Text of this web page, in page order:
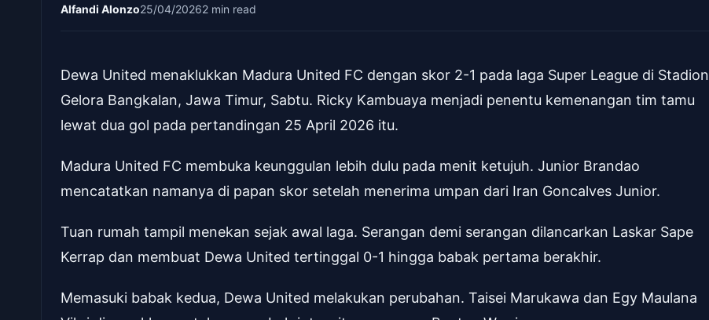
Alfandi Alonzo25/04/20262 min read
Dewa United menaklukkan Madura United FC dengan skor 2-1 pada laga Super League di Stadion
Gelora Bangkalan, Jawa Timur, Sabtu. Ricky Kambuaya menjadi penentu kemenangan tim tamu
lewat dua gol pada pertandingan 25 April 2026 itu.
Madura United FC membuka keunggulan lebih dulu pada menit ketujuh. Junior Brandao
mencatatkan namanya di papan skor setelah menerima umpan dari Iran Goncalves Junior.
Tuan rumah tampil menekan sejak awal laga. Serangan demi serangan dilancarkan Laskar Sape
Kerrap dan membuat Dewa United tertinggal 0-1 hingga babak pertama berakhir.
Memasuki babak kedua, Dewa United melakukan perubahan. Taisei Marukawa dan Egy Maulana